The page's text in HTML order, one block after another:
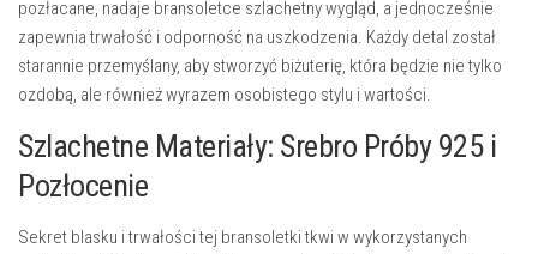
pozłacane, nadaje bransoletce szlachetny wygląd, a jednocześnie
zapewnia trwałość i odporność na uszkodzenia. Każdy detal został
starannie przemyślany, aby stworzyć biżuterię, która będzie nie tylko
ozdobą, ale również wyrazem osobistego stylu i wartości.
Szlachetne Materiały: Srebro Próby 925 i
Pozłocenie
Sekret blasku i trwałości tej bransoletki tkwi w wykorzystanych